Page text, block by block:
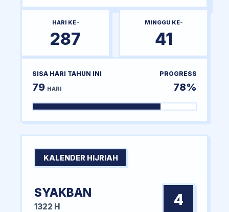
HARI KE-
287
MINGGU KE-
41
SISA HARI TAHUN INI
79 HARI
PROGRESS
78%
KALENDER HIJRIAH
SYAKBAN
1322 H 4